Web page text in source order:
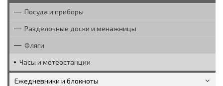
Посуда и приборы
Разделочные доски и менажницы
Фляги
Часы и метеостанции
Ежедневники и блокноты